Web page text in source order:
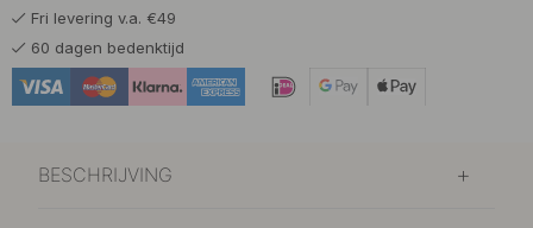
Fri levering v.a. €49
60 dagen bedenktijd
BESCHRIJVING